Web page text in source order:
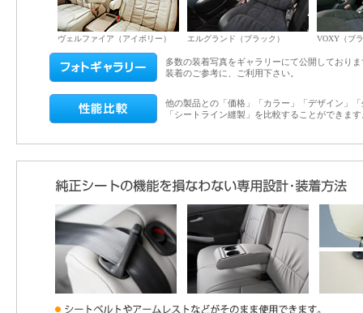
ヴェルファイア（アイボリー） エルグランド（ブラック） VOXY（ブ
多数の装着写真をギャラリーにて公開しており
装着のご参考に、ご利用下さい。
他の製品との「価格」「カラー」「デザイン」
「シートライン縫製」を比較することができます